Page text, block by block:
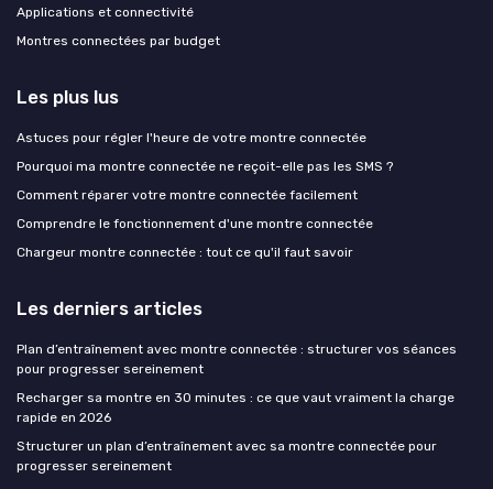
Applications et connectivité
Montres connectées par budget
Les plus lus
Astuces pour régler l'heure de votre montre connectée
Pourquoi ma montre connectée ne reçoit-elle pas les SMS ?
Comment réparer votre montre connectée facilement
Comprendre le fonctionnement d'une montre connectée
Chargeur montre connectée : tout ce qu'il faut savoir
Les derniers articles
Plan d’entraînement avec montre connectée : structurer vos séances
pour progresser sereinement
Recharger sa montre en 30 minutes : ce que vaut vraiment la charge
rapide en 2026
Structurer un plan d’entraînement avec sa montre connectée pour
progresser sereinement